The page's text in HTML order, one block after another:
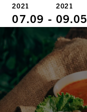
2021
07.09 -
2021
09.05